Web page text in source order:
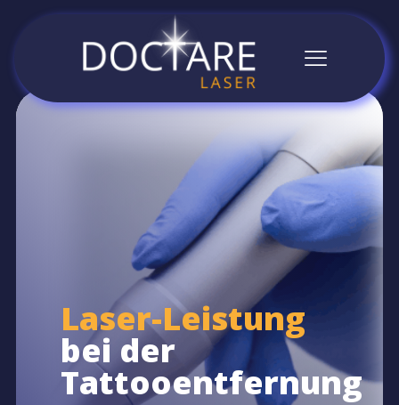
Laser-Leistung
bei der
Tattooentfernung